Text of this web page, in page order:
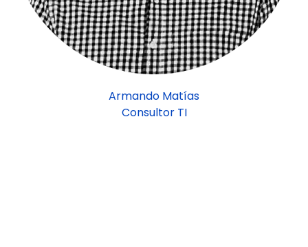
Armando Matías
Consultor TI